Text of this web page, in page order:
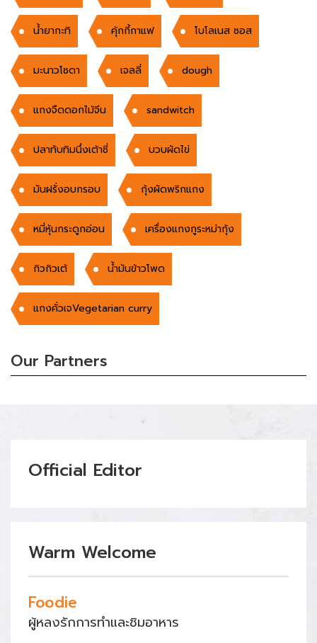
น้ำยากะทิ คุ้กกี้กาแฟ โบโลเนส ซอส
มะนาวโซดา เจลลี่ dough
แกงจืดดอกไม้จีน sandwitch
ปลาทับทิมนึ่งเต้าซี่ บวบผัดไข่
มันฝรั่งอบกรอบ กุ้งผัดพริกแกง
หมี่หุ้นกระดูกอ่อน เครื่องแกงกูระหม่ากุ้ง
กิวกิวเต้ น้ำมันข้าวโพด
แกงคั่วเจVegetarian curry
Our Partners
Official Editor
Warm Welcome
Foodie
ผู้หลงรักการทำและชิมอาหาร